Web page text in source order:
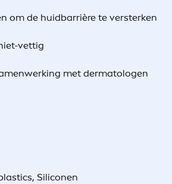
om de huidbarrière te versterken
vettig
met dermatologen
, Siliconen